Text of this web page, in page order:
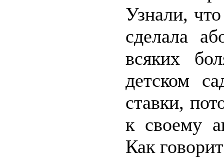
Узнали,
сделала
всяких
детском
ставки,
к своему
Как